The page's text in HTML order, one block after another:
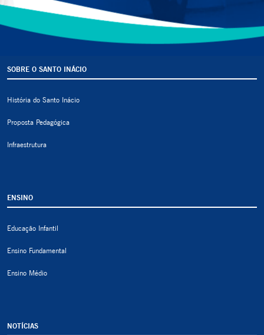
SOBRE O SANTO INÁCIO
História do Santo Inácio
Proposta Pedagógica
Infraestrutura
ENSINO
Educação Infantil
Ensino Fundamental
Ensino Médio
NOTÍCIAS